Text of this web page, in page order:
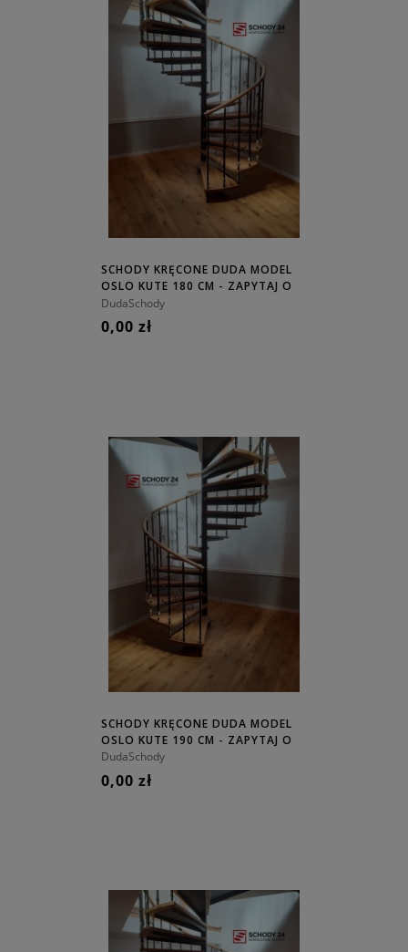
SCHODY KRĘCONE DUDA MODEL
OSLO KUTE 180 CM - ZAPYTAJ O
CENĘ!
DudaSchody
0,00 zł
SCHODY KRĘCONE DUDA MODEL
OSLO KUTE 190 CM - ZAPYTAJ O
CENĘ!
DudaSchody
0,00 zł